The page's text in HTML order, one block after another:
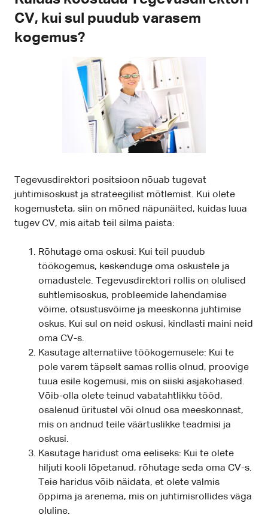
CV, kui sul puudub varasem
kogemus?
Tegevusdirektori positsioon nõuab tugevat
juhtimisoskust ja strateegilist mõtlemist. Kui olete
kogemusteta, siin on mõned näpunäited, kuidas luua
tugev CV, mis aitab teil silma paista:
Rõhutage oma oskusi: Kui teil puudub
töökogemus, keskenduge oma oskustele ja
omadustele. Tegevusdirektori rollis on olulised
suhtlemisoskus, probleemide lahendamise
võime, otsustusvõime ja meeskonna juhtimise
oskus. Kui sul on neid oskusi, kindlasti maini neid
oma CV-s.
Kasutage alternatiive töökogemusele: Kui te
pole varem täpselt samas rollis olnud, proovige
tuua esile kogemusi, mis on siiski asjakohased.
Võib-olla olete teinud vabatahtlikku tööd,
osalenud üritustel või olnud osa meeskonnast,
mis on andnud teile väärtuslikke teadmisi ja
oskusi.
Kasutage haridust oma eeliseks: Kui te olete
hiljuti kooli lõpetanud, rõhutage seda oma CV-s.
Teie haridus võib näidata, et olete valmis
õppima ja arenema, mis on juhtimisrollides väga
oluline.